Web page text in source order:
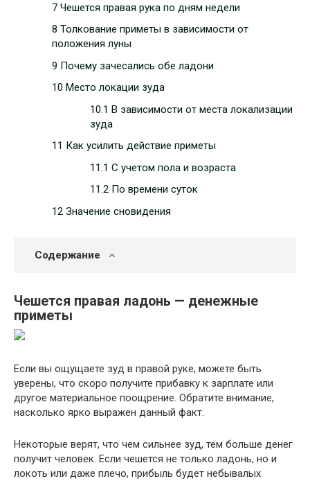
7 Чешется правая рука по дням недели
8 Толкование приметы в зависимости от
положения луны
9 Почему зачесались обе ладони
10 Место локации зуда
10.1 В зависимости от места локализации
зуда
11 Как усилить действие приметы
11.1 С учетом пола и возраста
11.2 По времени суток
12 Значение сновидения
Содержание
Чешется правая ладонь — денежные
приметы
Если вы ощущаете зуд в правой руке, можете быть
уверены, что скоро получите прибавку к зарплате или
другое материальное поощрение. Обратите внимание,
насколько ярко выражен данный факт.
Некоторые верят, что чем сильнее зуд, тем больше денег
получит человек. Если чешется не только ладонь, но и
локоть или даже плечо, прибыль будет небывалых